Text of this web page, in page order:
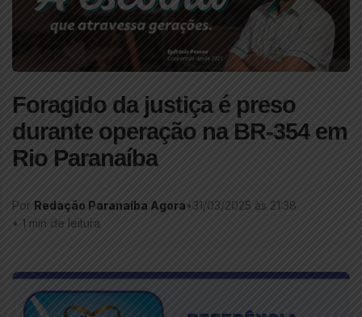
Foragido da justiça é preso
durante operação na BR-354 em
Rio Paranaíba
Por Redação Paranaíba Agora•31/03/2025 às 21:38
• 1 min de leitura